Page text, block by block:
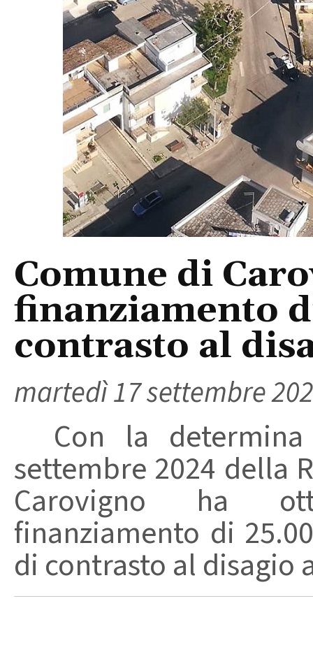
Comune di
finanziamento
contrasto al
martedì 17 settembre
Con la determina
settembre 2024 della
Carovigno ha
finanziamento di
di contrasto al disagio